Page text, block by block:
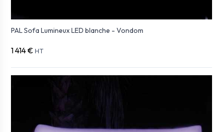
PAL Sofa Lumineux LED blanche - Vondom
1 414 € HT